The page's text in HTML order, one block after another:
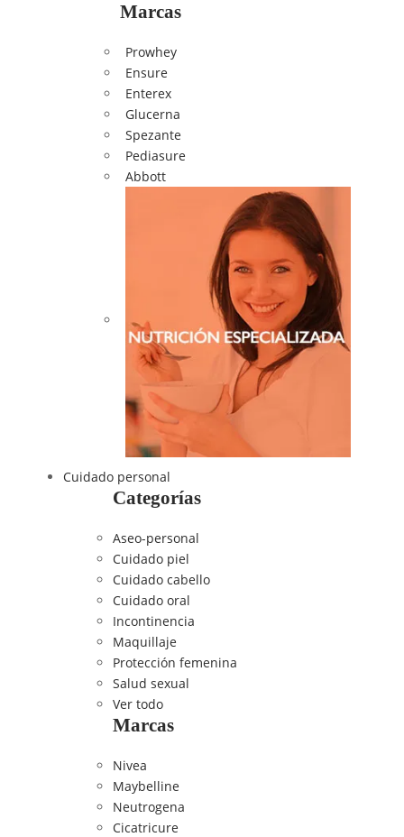
Marcas
Prowhey
Ensure
Enterex
Glucerna
Spezante
Pediasure
Abbott
Cuidado personal
Categorías
Aseo-personal
Cuidado piel
Cuidado cabello
Cuidado oral
Incontinencia
Maquillaje
Protección femenina
Salud sexual
Ver todo
Marcas
Nivea
Maybelline
Neutrogena
Cicatricure